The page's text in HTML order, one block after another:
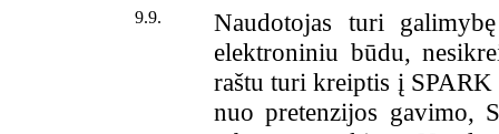
9.9.
Naudotojas turi
elektroniniu būdu,
raštu turi kreiptis į
nuo pretenzijos gavimo,